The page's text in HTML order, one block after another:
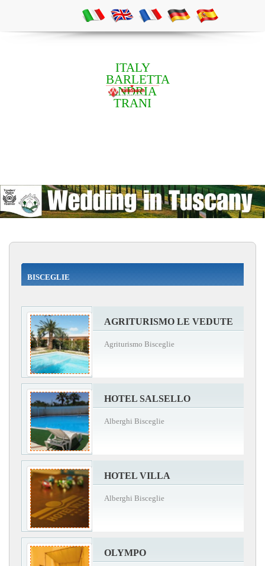
ITALY
BARLETTA
ANDRIA
TRANI
BISCEGLIE
AGRITURISMO LE VEDUTE
Agriturismo Bisceglie
HOTEL SALSELLO
Alberghi Bisceglie
HOTEL VILLA
Alberghi Bisceglie
OLYMPO